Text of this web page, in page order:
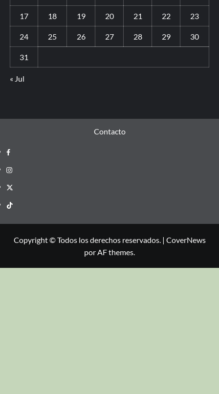
17 18 19 20 21 22 23
24 25 26 27 28 29 30
31
« Jul
Contacto
Copyright © Todos los derechos reservados. | CoverNews
por AF themes.